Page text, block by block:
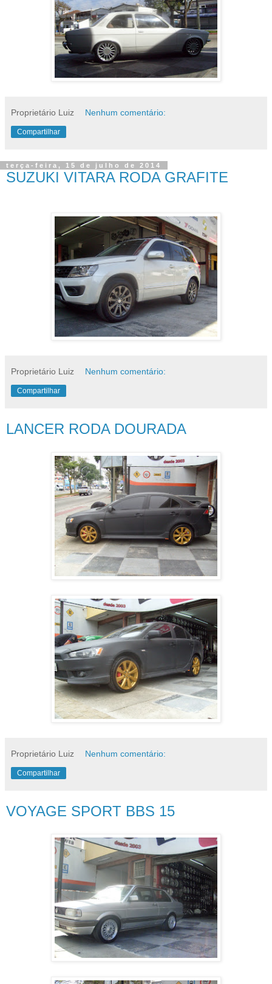
Proprietário Luiz Nenhum comentário:
Compartilhar
terça-feira, 15 de julho de 2014
SUZUKI VITARA RODA GRAFITE
Proprietário Luiz Nenhum comentário:
Compartilhar
LANCER RODA DOURADA
Proprietário Luiz Nenhum comentário:
Compartilhar
VOYAGE SPORT BBS 15